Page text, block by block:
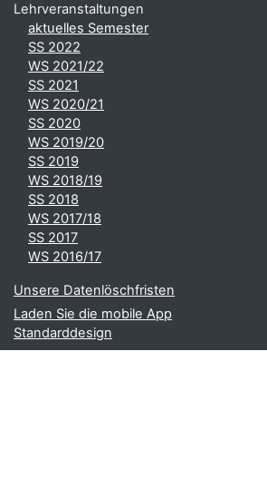
Lehrveranstaltungen
aktuelles Semester
SS 2022
WS 2021/22
SS 2021
WS 2020/21
SS 2020
WS 2019/20
SS 2019
WS 2018/19
SS 2018
WS 2017/18
SS 2017
WS 2016/17
Unsere Datenlöschfristen
Laden Sie die mobile App
Standarddesign